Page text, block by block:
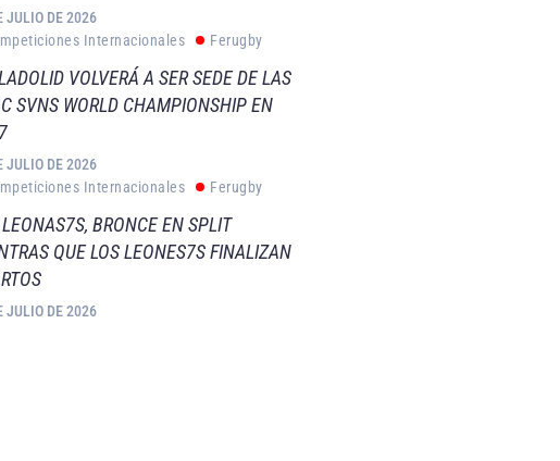
JULIO DE 2026
Internacionales
Ferugby
VOLVERÁ A SER SEDE DE LAS
SVNS WORLD CHAMPIONSHIP EN
JULIO DE 2026
Internacionales
Ferugby
BRONCE EN SPLIT
QUE LOS LEONES7S FINALIZAN
JULIO DE 2026